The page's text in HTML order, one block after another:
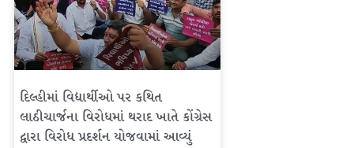
દિલ્હીમાં વિદ્યાર્થીઓ પર કથિત
લાઠીચાર્જના વિરોધમાં થરાદ ખાતે કોંગ્રેસ
દ્વારા વિરોધ પ્રદર્શન યોજવામાં આવ્યું